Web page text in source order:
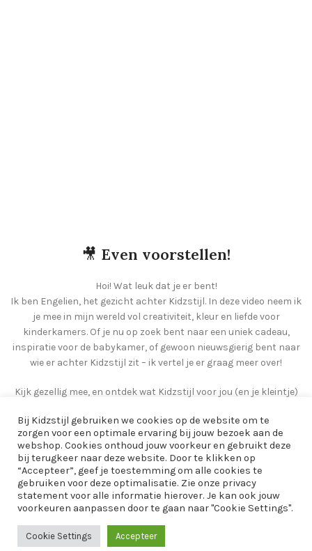
🎥 Even voorstellen!
Hoi! Wat leuk dat je er bent!
Ik ben Engelien, het gezicht achter Kidzstijl. In deze video neem ik
je mee in mijn wereld vol creativiteit, kleur en liefde voor
kinderkamers. Of je nu op zoek bent naar een uniek cadeau,
inspiratie voor de babykamer, of gewoon nieuwsgierig bent naar
wie er achter Kidzstijl zit – ik vertel je er graag meer over!
Kijk gezellig mee, en ontdek wat Kidzstijl voor jou (en je kleintje)
Bij Kidzstijl gebruiken we cookies op de website om te
zorgen voor een optimale ervaring bij jouw bezoek aan de
webshop. Cookies onthoud jouw voorkeur en gebruikt deze
bij terugkeer naar deze website. Door te klikken op
“Accepteer”, geef je toestemming om alle cookies te
gebruiken voor deze optimalisatie. Zie onze privacy
statement voor alle informatie hierover. Je kan ook jouw
voorkeuren aanpassen door te gaan naar "Cookie Settings".
Cookie Settings Accepteer